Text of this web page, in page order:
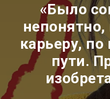
«Было
непонятно,
карьеру,
пути.